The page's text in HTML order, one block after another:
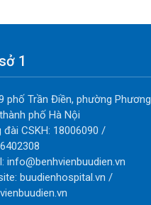
1
phố Trần Điền, phường Phương
phố Hà Nội
đài CSKH: 18006090 /
info@benhvienbuudien.vn
buudienhospital.vn /